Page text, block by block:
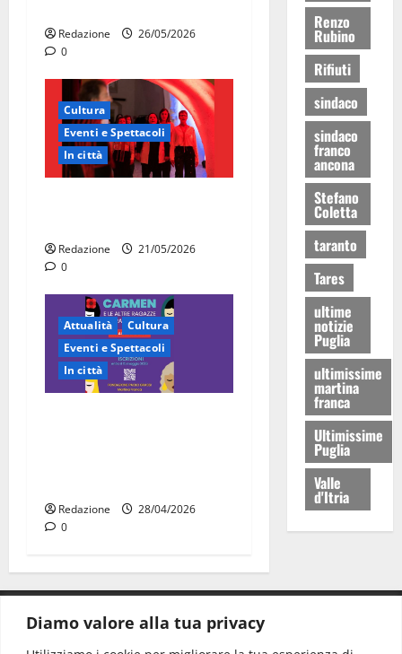
Diamo valore alla tua privacy
Redazione
26/05/2026
0
Cultura
Eventi e Spettacoli
In città
Redazione
21/05/2026
0
Attualità
Cultura
Eventi e Spettacoli
In città
Redazione
28/04/2026
0
Renzo
Rubino
Rifiuti
sindaco
sindaco
franco
ancona
Stefano
Coletta
taranto
Tares
ultime
notizie
Puglia
ultimissime
martina
franca
Ultimissime
Puglia
Valle
d'Itria
CONTATTI.